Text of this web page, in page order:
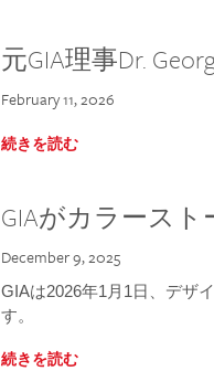
元GIA理事Dr.
February 11, 2026
続きを読む
GIAがカラース
December 9, 2025
GIAは2026年1月1日、デザ
す。
続きを読む